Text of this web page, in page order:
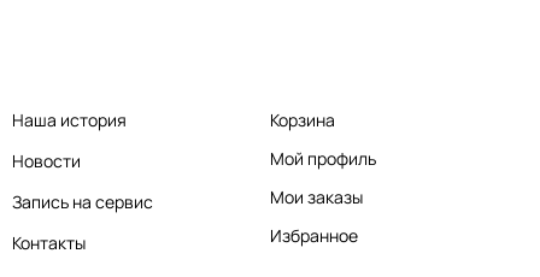
Наша история
Новости
Запись на сервис
Контакты
Корзина
Мой профиль
Мои заказы
Избранное